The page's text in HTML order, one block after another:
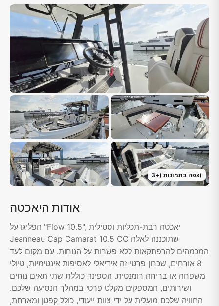
צפה בתמונות (+
3 )
אודות היאכטה
הפליגו על "Flow 10.5", יאכטה רבת-תכליות וסטילית
Jeanneau Cap Camarat 10.5 CC שתוכננה לאלה
המכמהים להרפתקאות ללא פשרות על הנוחות. עם מקום לעד
8 אורחים, שכרון פרטי זה אידיאלי לאסיפות אינטימיות, טיולי
משפחה או בריחה רומנטית. הספינה כוללת שתי תאים נוחים
ושירותים, המספקים מקלט פרטי במהלך הנסיעה שלכם.
החוויה שלכם מועלית על ידי צוות ייעודי, כולל קפטן ומארחת,